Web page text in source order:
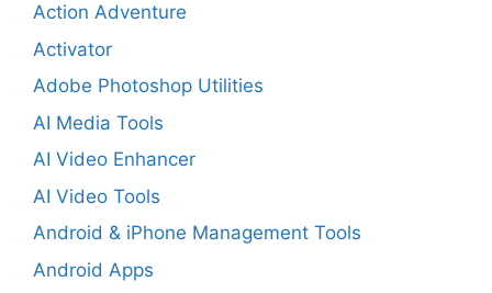
Action Adventure
Activator
Adobe Photoshop Utilities
AI Media Tools
AI Video Enhancer
AI Video Tools
Android & iPhone Management Tools
Android Apps